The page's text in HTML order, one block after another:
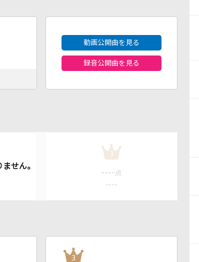
動画公開曲を見る
録音公開曲を見る
3
---- 点
----
3